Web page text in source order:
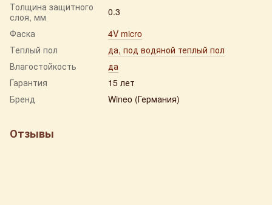
Толщина защитного
слоя, мм
0.3
Фаска
4V micro
Теплый пол
да, под водяной теплый пол
Влагостойкость
да
Гарантия
15 лет
Бренд
Wineo (Германия)
Отзывы